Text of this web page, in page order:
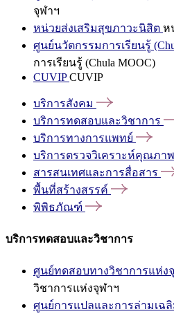
จุฬาฯ
หน่วยส่งเสริมสุขภาวะนิสิต ห
ศูนย์นวัตกรรมการเรียนรู้
การเรียนรู้ (Chula MOOC)
CUVIPCUVIP
บริการสังคม
บริการทดสอบและวิชาการ
บริการทางการแพทย์
บริการตรวจวิเคราะห์คุณภาพ
สารสนเทศและการสื่อสาร
พื้นที่สร้างสรรค์
พิพิธภัณฑ์
บริการทดสอบและวิชาการ
ศูนย์ทดสอบทางวิชาการแห่ง
วิชาการแห่งจุฬาฯ
ศูนย์การแปลและการล่ามเฉ